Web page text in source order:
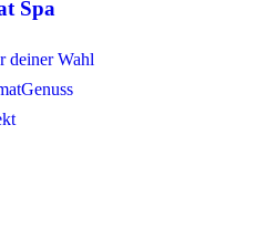
Spa
deiner Wahl